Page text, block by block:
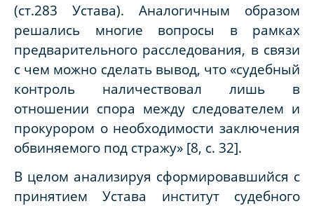
(ст.283 Устава). Аналогичным образом
решались многие вопросы в рамках
предварительного расследования, в связи
с чем можно сделать вывод, что «судебный
контроль наличествовал лишь в
отношении спора между следователем и
прокурором о необходимости заключения
обвиняемого под стражу» [8, с. 32].
В целом анализируя сформировавшийся с
принятием Устава институт судебного